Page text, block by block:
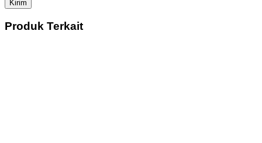
Produk Terkait